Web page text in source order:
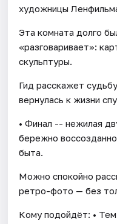
художницы
Эта комната долго
«разговаривает»:
скульптуры.
Гид расскажет
вернулась к жизни
• Финал -- нежилая
бережно
быта.
Можно спокойно
ретро-фото — без
Кому подойдёт: •